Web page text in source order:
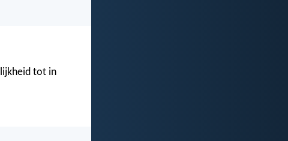
tot in